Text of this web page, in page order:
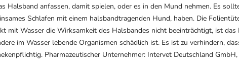
Halsband anfassen, damit spielen, oder es in den Mund nehmen. Es
Schlafen mit einem halsbandtragenden Hund, haben. Die
mit Wasser die Wirksamkeit des Halsbandes nicht beeinträchtigt, ist
im Wasser lebende Organismen schädlich ist. Es ist zu verhindern,
Pharmazeutischer Unternehmer: Intervet Deutschland